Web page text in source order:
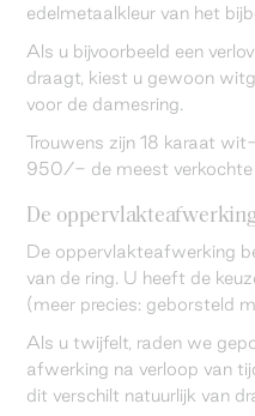
edelmetaalkleur van het
Als u bijvoorbeeld een
draagt, kiest u gewoon
voor de damesring.
Trouwens zijn 18 karaat
950/- de meest verkochte
De
De oppervlakteafwerking
van de ring. U heeft de
(meer precies: geborsteld
Als u twijfelt, raden we
afwerking na verloop van
dit verschilt natuurlijk van